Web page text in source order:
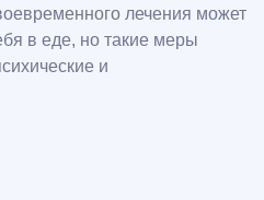
лечения может
в еде, но такие меры
и